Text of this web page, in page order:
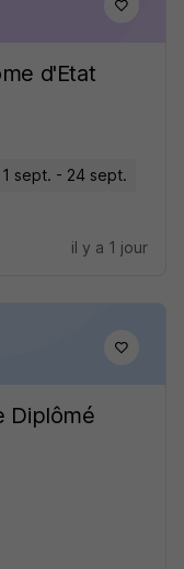
d'Etat
1 sept. - 24 sept.
il y a 1 jour
Diplômé